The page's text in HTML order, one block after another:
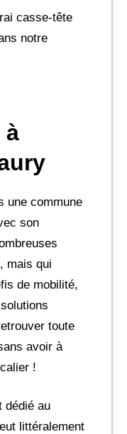
casse-tête
notre
à
une commune
son
mais qui
de mobilité,
toute
avoir à
!
dédié au
littéralement